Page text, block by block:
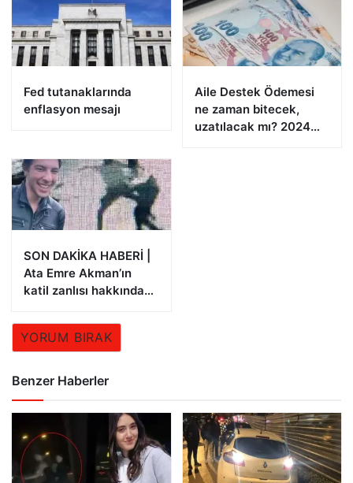
Fed tutanaklarında
enflasyon mesajı
Aile Destek Ödemesi
ne zaman bitecek,
uzatılacak mı? 2024
SON DAKİKA HABERİ |
Ata Emre Akman’ın
katil zanlısı hakkında
YORUM BIRAK
Benzer Haberler